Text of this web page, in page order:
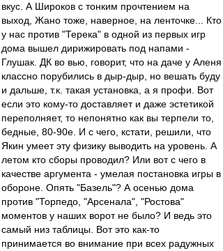
вкус. А Широков с тонким прочтением на
выход, Жано тоже, наверное, на ленточке... Кто
у нас против "Терека" в одной из первых игр
дома вышел дирижировать под напами -
Глушак. ДК во вью, говорит, что на даче у Аленя
классно порубились в дыр-дыр, но вешать буду
и дальше, т.к. такая установка, а я профи. Вот
если это кому-то доставляет и даже эстетикой
переполняет, то непонятно как вы терпели то,
бедные, 80-90е. И с чего, кстати, решили, что
Якин умеет эту физику выводить на уровень. А
летом кто сборы проводил? Или вот с чего в
качестве аргумента - умелая постановка игры в
обороне. Опять "Базель"? А осенью дома
против "Торпедо, "Арсенала", "Ростова"
моментов у наших ворот не было? И ведь это
самый низ таблицы. Вот это как-то
принимается во внимание при всех радужных